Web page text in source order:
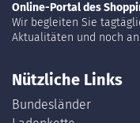
Online-Portal des
Wir begleiten Sie
Aktualitäten und noch
Nützliche Links
Bundesländer